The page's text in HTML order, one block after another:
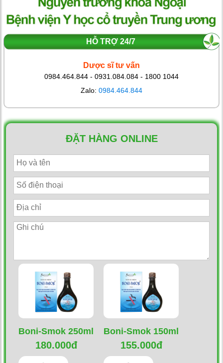
HỖ TRỢ 24/7
Dược sĩ tư vấn
0984.464.844 - 0931.084.084 - 1800 1044
Zalo: 0984.464.844
ĐẶT HÀNG ONLINE
Boni-Smok 250ml
180.000đ
Boni-Smok 150ml
155.000đ